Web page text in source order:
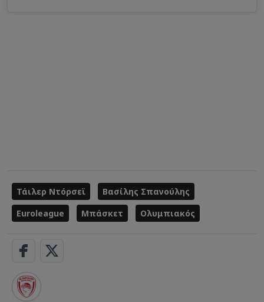
Τάιλερ Ντόρσεϊ
Βασίλης Σπανούλης
Euroleague
Μπάσκετ Ολυμπιακός